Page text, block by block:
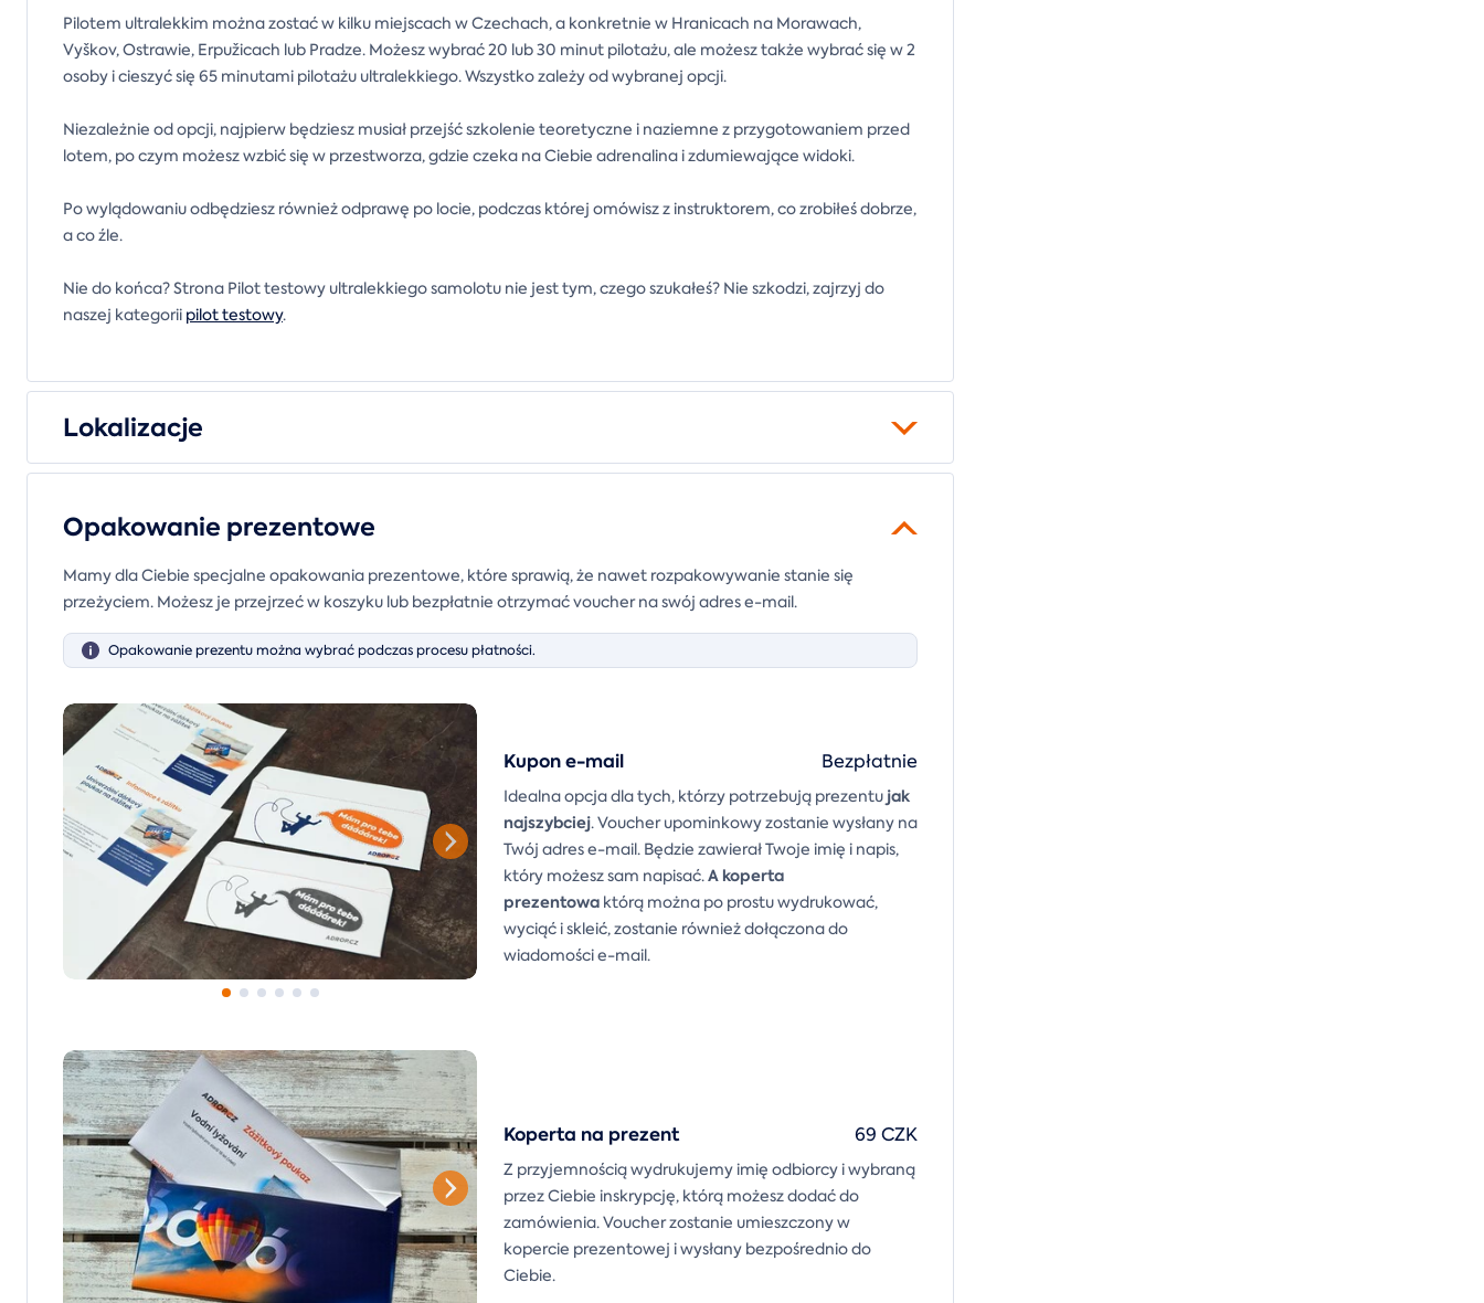
Pilotem ultralekkim można zostać w kilku miejscach w Czechach, a konkretnie w Hranicach na Morawach,
Vyškov, Ostrawie, Erpužicach lub Pradze. Możesz wybrać 20 lub 30 minut pilotażu, ale możesz także wybrać się w 2
osoby i cieszyć się 65 minutami pilotażu ultralekkiego. Wszystko zależy od wybranej opcji.
Niezależnie od opcji, najpierw będziesz musiał przejść szkolenie teoretyczne i naziemne z przygotowaniem przed
lotem, po czym możesz wzbić się w przestworza, gdzie czeka na Ciebie adrenalina i zdumiewające widoki.
Po wylądowaniu odbędziesz również odprawę po locie, podczas której omówisz z instruktorem, co zrobiłeś dobrze,
a co źle.
Nie do końca? Strona Pilot testowy ultralekkiego samolotu nie jest tym, czego szukałeś? Nie szkodzi, zajrzyj do
naszej kategorii pilot testowy.
Lokalizacje
Opakowanie prezentowe
Mamy dla Ciebie specjalne opakowania prezentowe, które sprawią, że nawet rozpakowywanie stanie się
przeżyciem. Możesz je przejrzeć w koszyku lub bezpłatnie otrzymać voucher na swój adres e-mail.
Opakowanie prezentu można wybrać podczas procesu płatności.
Kupon e-mail
Idealna opcja dla tych, którzy potrzebują prezentu jak
najszybciej. Voucher upominkowy zostanie wysłany na
Twój adres e-mail. Będzie zawierał Twoje imię i napis,
który możesz sam napisać.A koperta
prezentowa którą można po prostu wydrukować,
wyciąć i skleić, zostanie również dołączona do
wiadomości e-mail.
Bezpłatnie
Koperta na prezent
Z przyjemnością wydrukujemy imię odbiorcy i wybraną
przez Ciebie inskrypcję, którą możesz dodać do
zamówienia. Voucher zostanie umieszczony w
kopercie prezentowej i wysłany bezpośrednio do
Ciebie.
69 CZK